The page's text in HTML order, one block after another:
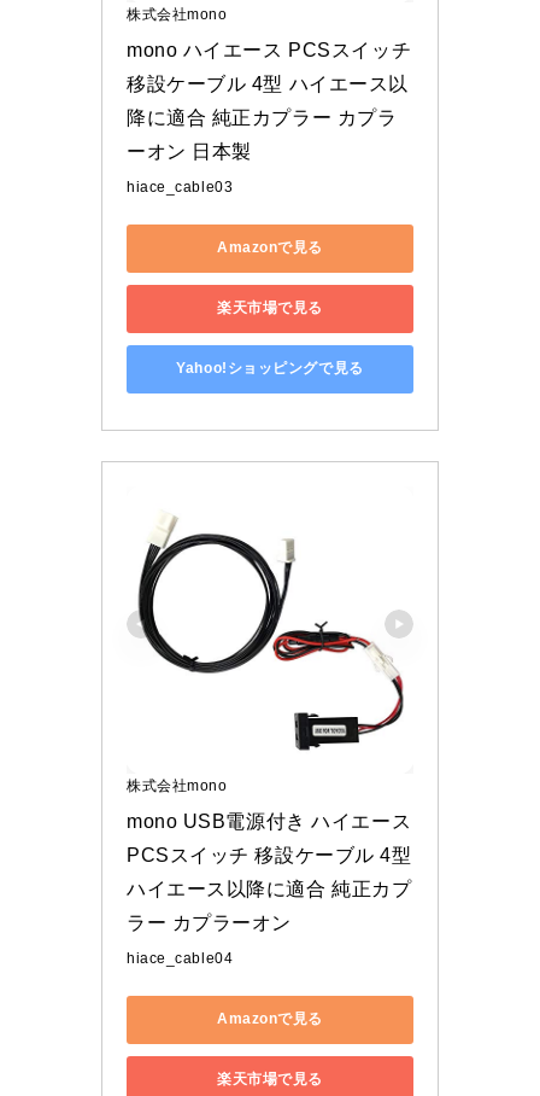
株式会社mono
mono ハイエース PCSスイッチ
移設ケーブル 4型 ハイエース以
降に適合 純正カプラー カプラ
ーオン 日本製
hiace_cable03
Amazonで見る
楽天市場で見る
Yahoo!ショッピングで見る
株式会社mono
mono USB電源付き ハイエース
PCSスイッチ 移設ケーブル 4型
ハイエース以降に適合 純正カプ
ラー カプラーオン
hiace_cable04
Amazonで見る
楽天市場で見る